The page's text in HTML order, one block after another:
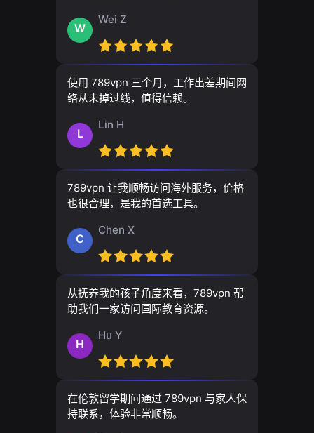
W
Wei Z
使用 789vpn 三个月，工作出差期间网
络从未掉过线，值得信赖。
L
Lin H
789vpn 让我顺畅访问海外服务，价格
也很合理，是我的首选工具。
C
Chen X
从抚养我的孩子角度来看，789vpn 帮
助我们一家访问国际教育资源。
H
Hu Y
在伦敦留学期间通过 789vpn 与家人保
持联系，体验非常顺畅。